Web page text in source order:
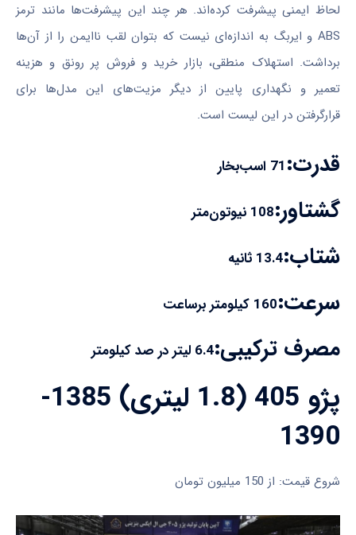
لحاظ ایمنی پیشرفت کرده‌اند. هر چند این پیشرفت‌ها مانند ترمز
ABS و ایربگ به اندازه‌ای نیست که بتوان لقب ناایمن را از آن‌ها
برداشت. استهلاک منطقی، بازار خرید و فروش پر رونق و هزینه
تعمیر و نگهداری پایین از دیگر مزیت‌های این مدل‌ها برای
قرارگرفتن در این لیست است.
قدرت:71 اسب‌بخار
گشتاور:108 نیوتون‌متر
شتاب:13.4 ثانیه
سرعت:160 کیلومتر برساعت
مصرف ترکیبی:6.4 لیتر در صد کیلومتر
پژو 405 (1.8 لیتری) 1385-
1390
شروع قیمت: از 150 میلیون تومان